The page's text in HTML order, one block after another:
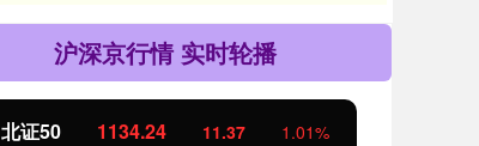
沪深京行情 实时轮播
北证50 1134.24 11.37 1.01%